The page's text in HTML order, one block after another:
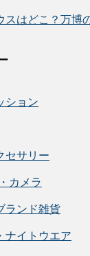
スはどこ？万博
ション
セサリー
カメラ
ランド雑貨
ナイトウエア